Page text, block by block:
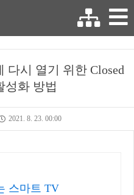
다시 열기 위한 Closed
성화 방법
2021. 8. 23. 00:00
스마트 TV